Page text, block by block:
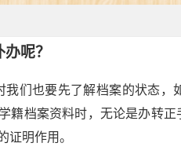
呢？
我们也要先了解档案的状态
籍档案资料时，无论是办转
证明作用。